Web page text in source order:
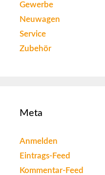
Gewerbe
Neuwagen
Service
Zubehör
Meta
Anmelden
Eintrags-Feed
Kommentar-Feed